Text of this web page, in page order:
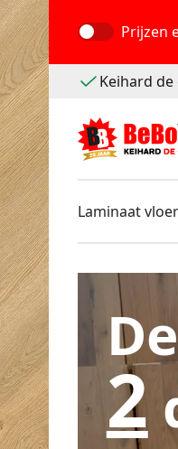
Prijzen
Keihard
Laminaat
2